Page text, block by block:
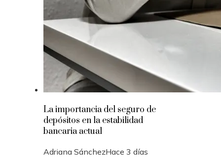
La importancia del seguro de
depósitos en la estabilidad
bancaria actual
Adriana SánchezHace 3 días